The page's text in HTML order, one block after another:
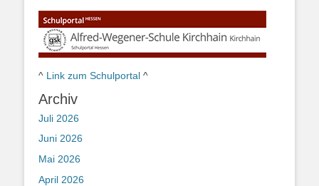
^ Link zum Schulportal ^
Archiv
Juli 2026
Juni 2026
Mai 2026
April 2026